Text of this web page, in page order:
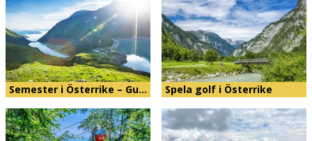
Semester i Österrike – Gu… Spela golf i Österrike